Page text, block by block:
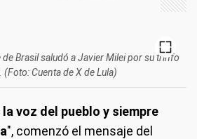
de Brasil saludó a Javier Milei por su trinfo
(Foto: Cuenta de X de Lula)
voz del pueblo y siempre
", comenzó el mensaje del